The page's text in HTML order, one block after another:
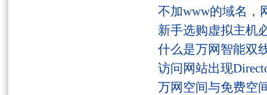
不加www的域名，
新手选购虚拟主机
什么是万网智能双
访问网站出现
万网空间与免费空